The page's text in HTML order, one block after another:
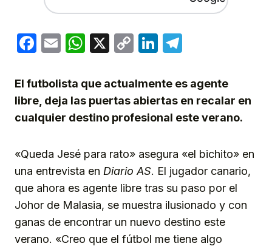
Facebook
EmailWhatsApp
X
CopyLinkedIn
El futbolista que actualmente es agente
libre, deja las puertas abiertas en recalar en
cualquier destino profesional este verano.
«Queda Jesé para rato» asegura «el bichito» en
una entrevista en Diario AS. El jugador canario,
que ahora es agente libre tras su paso por el
Johor de Malasia, se muestra ilusionado y con
ganas de encontrar un nuevo destino este
verano. «Creo que el fútbol me tiene algo